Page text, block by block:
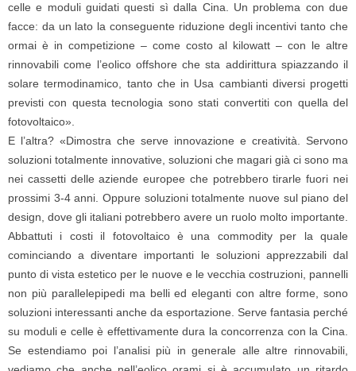
celle e moduli guidati questi sì dalla Cina. Un problema con due
facce: da un lato la conseguente riduzione degli incentivi tanto che
ormai è in competizione – come costo al kilowatt – con le altre
rinnovabili come l’eolico offshore che sta addirittura spiazzando il
solare termodinamico, tanto che in Usa cambianti diversi progetti
previsti con questa tecnologia sono stati convertiti con quella del
fotovoltaico».
E l’altra? «Dimostra che serve innovazione e creatività. Servono
soluzioni totalmente innovative, soluzioni che magari già ci sono ma
nei cassetti delle aziende europee che potrebbero tirarle fuori nei
prossimi 3-4 anni. Oppure soluzioni totalmente nuove sul piano del
design, dove gli italiani potrebbero avere un ruolo molto importante.
Abbattuti i costi il fotovoltaico è una commodity per la quale
cominciando a diventare importanti le soluzioni apprezzabili dal
punto di vista estetico per le nuove e le vecchia costruzioni, pannelli
non più parallelepipedi ma belli ed eleganti con altre forme, sono
soluzioni interessanti anche da esportazione. Serve fantasia perché
su moduli e celle è effettivamente dura la concorrenza con la Cina.
Se estendiamo poi l’analisi più in generale alle altre rinnovabili,